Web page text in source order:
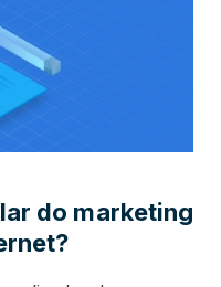
do marketing